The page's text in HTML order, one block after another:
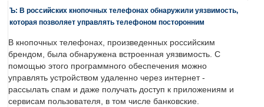
Ъ: В российских кнопочных телефонах обнаружили уязвимость,
которая позволяет управлять телефоном посторонним
В кнопочных телефонах, произведенных российским
брендом, была обнаружена встроенная уязвимость. С
помощью этого программного обеспечения можно
управлять устройством удаленно через интернет -
рассылать спам и даже получать доступ к приложениям и
сервисам пользователя, в том числе банковские.